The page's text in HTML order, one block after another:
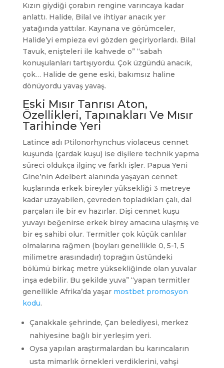
Kızın giydiği çorabın rengine varıncaya kadar
anlattı. Halide, Bilal ve ihtiyar anacık yer
yatağında yattılar. Kaynana ve görümceler,
Halide’yi empieza evi gözden geçiriyorlardı. Bilal
Tavuk, enişteleri ile kahvede o” “sabah
konuşulanları tartışıyordu. Çok üzgündü anacık,
çok… Halide de gene eski, bakımsız haline
dönüyordu yavaş yavaş.
Eski Mısır Tanrısı Aton,
Özellikleri, Tapınakları Ve Mısır
Tarihinde Yeri
Latince adı Ptilonorhynchus violaceus cennet
kuşunda (çardak kuşu) ise dişilere technik yapma
süreci oldukça ilginç ve farklı işler. Papua Yeni
Gine’nin Adelbert alanında yaşayan cennet
kuşlarında erkek bireyler yüksekliği 3 metreye
kadar uzayabilen, çevreden topladıkları çalı, dal
parçaları ile bir ev hazırlar. Dişi cennet kuşu
yuvayı beğenirse erkek birey amacına ulaşmış ve
bir eş sahibi olur. Termitler çok küçük canlılar
olmalarına rağmen (boyları genellikle 0, 5-1, 5
milimetre arasındadır) toprağın üstündeki
bölümü birkaç metre yüksekliğinde olan yuvalar
inşa edebilir. Bu şekilde yuva” “yapan termitler
genellikle Afrika’da yaşar mostbet promosyon
kodu.
Çanakkale şehrinde, Çan belediyesi, merkez
nahiyesine bağlı bir yerleşim yeri.
Oysa yapılan araştırmalardan bu karıncaların
usta mimarlık örnekleri verdiklerini, vahşi